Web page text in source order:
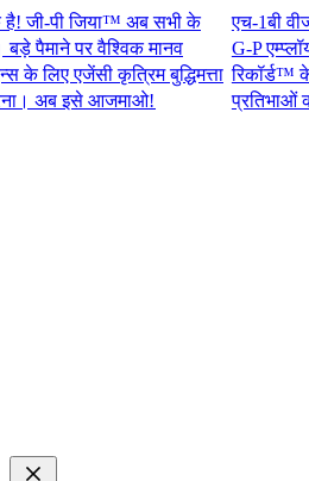
पी जिया™ अब सभी के
पर वैश्विक मानव
एजेंसी कृत्रिम बुद्धिमत्ता
अब इसे आजमाओ!​​
एच-1बी वीजा
G-P एम्प्लॉयर
रिकॉर्ड™ के
प्रतिभाओं को